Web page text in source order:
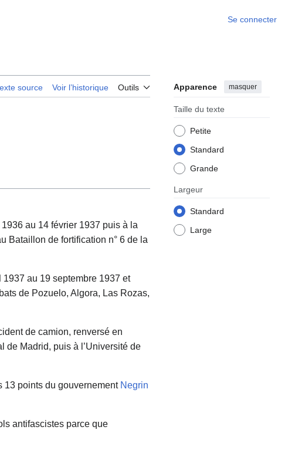
Se connecter
source Voir l’historique Outils Apparence masquer
Taille du texte
Petite
Standard
Grande
Largeur
Standard
Large
au 14 février 1937 puis à la
Bataillon de fortification n° 6 de la
au 19 septembre 1937 et
de Pozuelo, Algora, Las Rozas,
de camion, renversé en
de Madrid, puis à l’Université de
13 points du gouvernement Negrin
antifascistes parce que